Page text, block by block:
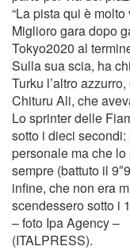
“La pista qui è
Miglioro gara dopo
Tokyo2020 al
Sulla sua scia, ha
Turku l’altro
Chituru Ali, che
Lo sprinter delle
sotto i dieci
personale ma che
sempre (battuto il
infine, che non era
scendessero sotto i
– foto Ipa Agency –
(ITALPRESS).